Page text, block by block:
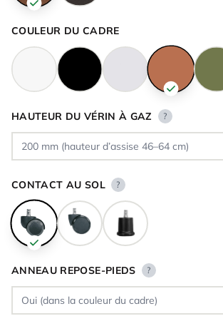
COULEUR DU CADRE
HAUTEUR DU VÉRIN À GAZ ?
CONTACT AU SOL ?
ANNEAU REPOSE-PIEDS ?